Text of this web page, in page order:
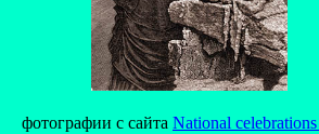
фотографии с сайта National